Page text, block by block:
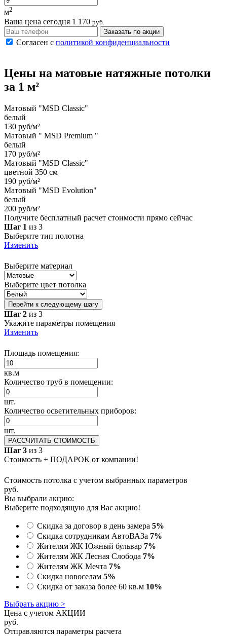
м2
Ваша цена сегодня 1 170 руб.
Заказать по акции
Согласен с политикой конфиденциальности
Цены на матовые натяжные потолки
за 1 м²
Матовый "MSD Classic"
белый
130 руб/м²
Матовый " MSD Premium "
белый
170 руб/м²
Матовый "MSD Classic"
цветной 350 см
190 руб/м²
Матовый "MSD Evolution"
белый
200 руб/м²
Получите бесплатный расчет стоимости прямо сейчас
Шаг 1 из 3
Выберите тип полотна
Изменить
Выберите материал
Выберите цвет потолка
Перейти к следующему шагу
Шаг 2 из 3
Укажите параметры помещения
Изменить
Площадь помещения:
кв.м
Количество труб в помещении:
шт.
Количество осветительных приборов:
шт.
РАССЧИТАТЬ СТОИМОСТЬ
Шаг 3 из 3
Стоимость + ПОДАРОК от компании!
Стоимость потолка с учетом выбранных параметров
руб.
Вы выбрали акцию:
Выберите подходящую для Вас акцию!
Скидка за договор в день замера 5%
Скидка сотрудникам АвтоВАЗа 7%
Жителям ЖК Южный бульвар 7%
Жителям ЖК Лесная Слобода 7%
Жителям ЖК Мечта 7%
Скидка новоселам 5%
Скидка от заказа более 60 кв.м 10%
Выбрать акцию >
Цена с учетом АКЦИИ
руб.
Отправляются параметры расчета